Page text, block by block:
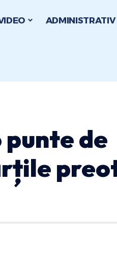
ADMINISTRATIV
punte de